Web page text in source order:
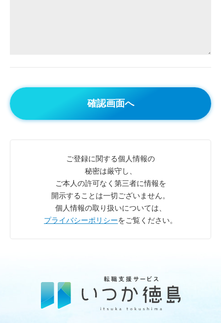
ご登録に関する個人情報の
秘密は厳守し、
ご本人の許可なく第三者に情報を
開示することは一切ございません。
個人情報の取り扱いについては、
プライバシーポリシーをご覧ください。